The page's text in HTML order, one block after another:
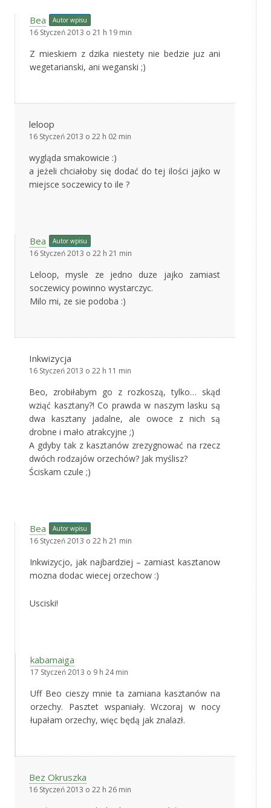
Bea Autor wpisu
16 Styczeń 2013 o 21 h 19 min
Z mieskiem z dzika niestety nie bedzie juz ani
wegetarianski, ani weganski ;)
leloop
16 Styczeń 2013 o 22 h 02 min
wygląda smakowicie :)
a jeżeli chciałoby się dodać do tej ilości jajko w
miejsce soczewicy to ile ?
Bea Autor wpisu
16 Styczeń 2013 o 22 h 21 min
Leloop, mysle ze jedno duze jajko zamiast
soczewicy powinno wystarczyc.
Milo mi, ze sie podoba :)
Inkwizycja
16 Styczeń 2013 o 22 h 11 min
Beo, zrobiłabym go z rozkoszą, tylko… skąd
wziąć kasztany?! Co prawda w naszym lasku są
dwa kasztany jadalne, ale owoce z nich są
drobne i mało atrakcyjne ;)
A gdyby tak z kasztanów zrezygnować na rzecz
dwóch rodzajów orzechów? Jak myślisz?
Ściskam czule ;)
Bea Autor wpisu
16 Styczeń 2013 o 22 h 21 min
Inkwizycjo, jak najbardziej – zamiast kasztanow
mozna dodac wiecej orzechow :)
Usciski!
kabamaiga
17 Styczeń 2013 o 9 h 24 min
Uff Beo cieszy mnie ta zamiana kasztanów na
orzechy. Pasztet wspaniały. Wczoraj w nocy
łupałam orzechy, więc będą jak znalazł.
Bez Okruszka
16 Styczeń 2013 o 22 h 26 min